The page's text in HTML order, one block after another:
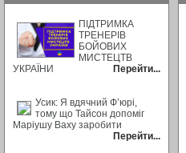
ПІДТРИМКА
ТРЕНЕРІВ
БОЙОВИХ
МИСТЕЦТВ
УКРАЇНИ
Перейти...
Усик: Я вдячний Ф’юрі,
тому що Тайсон допоміг
Маріушу Ваху заробити
Перейти...